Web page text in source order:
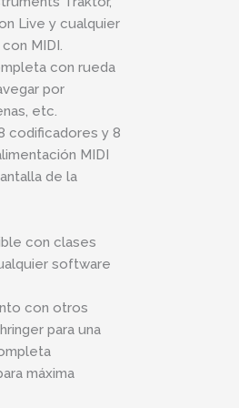
Live y cualquier
MIDI.
con rueda
por
etc.
codificadores y 8
MIDI
de la
con clases
software
con otros
para una
máxima